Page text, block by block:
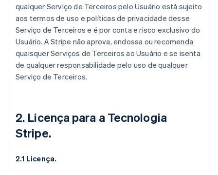
qualquer Serviço de Terceiros pelo Usuário está sujeito
aos termos de uso e políticas de privacidade desse
Serviço de Terceiros e é por conta e risco exclusivo do
Usuário. A Stripe não aprova, endossa ou recomenda
quaisquer Serviços de Terceiros ao Usuário e se isenta
de qualquer responsabilidade pelo uso de qualquer
Serviço de Terceiros.
2. Licença para a Tecnologia
Stripe.
2.1 Licença.